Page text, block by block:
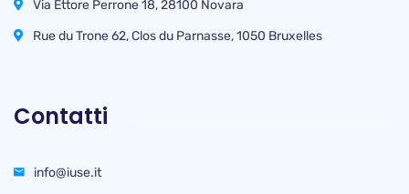
Via Ettore Perrone 18, 28100 Novara
Rue du Trone 62, Clos du Parnasse, 1050 Bruxelles
Contatti
info@iuse.it